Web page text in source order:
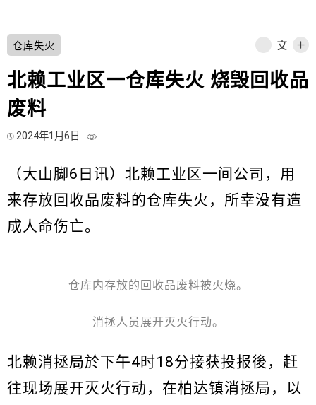
仓库失火
北赖工业区一仓库失火 烧毁回收品
废料
2024年1月6日
（大山脚6日讯）北赖工业区一间公司，用
来存放回收品废料的仓库失火 ，所幸没有造
成人命伤亡。
仓库内存放的回收品废料被火烧。
消拯人员展开灭火行动。
北赖消拯局於下午4时18分接获投报後，赶
往现场展开灭火行动，在柏达镇消拯局，以